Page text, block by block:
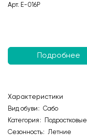
Арт. E-016P
Подробнее
Характеристики
Вид обуви :
Сабо
Категория :
Подростковые
Сезонность:
Летние